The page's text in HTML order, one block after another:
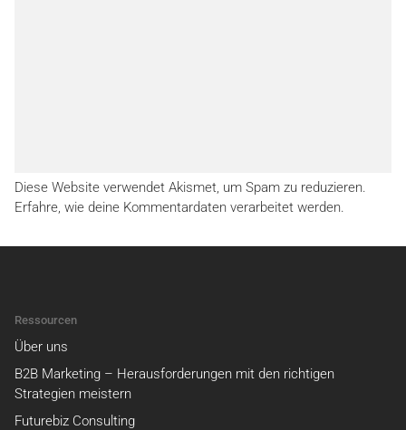
Diese Website verwendet Akismet, um Spam zu reduzieren.
Erfahre, wie deine Kommentardaten verarbeitet werden.
Ressourcen
Über uns
B2B Marketing – Herausforderungen mit den richtigen
Strategien meistern
Futurebiz Consulting